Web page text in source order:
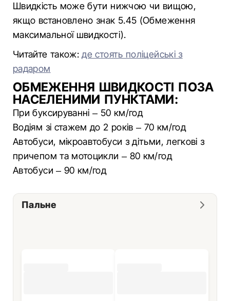
Швидкість може бути нижчою чи вищою,
якщо встановлено знак 5.45 (Обмеження
максимальної швидкості).
Читайте також:де стоять поліцейські з
радаром
ОБМЕЖЕННЯ ШВИДКОСТІ ПОЗА
НАСЕЛЕНИМИ ПУНКТАМИ:
При буксируванні – 50 км/год
Водіям зі стажем до 2 років – 70 км/год
Автобуси, мікроавтобуси з дітьми, легкові з
причепом та мотоцикли – 80 км/год
Автобуси – 90 км/год
Пальне